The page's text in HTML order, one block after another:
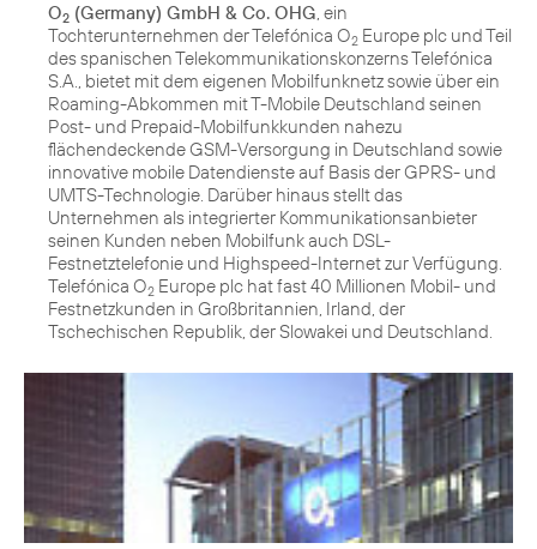
O2 (Germany) GmbH & Co. OHG, ein
Tochterunternehmen der Telefónica O2 Europe plc und Teil
des spanischen Telekommunikationskonzerns Telefónica
S.A., bietet mit dem eigenen Mobilfunknetz sowie über ein
Roaming-Abkommen mit T-Mobile Deutschland seinen
Post- und Prepaid-Mobilfunkkunden nahezu
flächendeckende GSM-Versorgung in Deutschland sowie
innovative mobile Datendienste auf Basis der GPRS- und
UMTS-Technologie. Darüber hinaus stellt das
Unternehmen als integrierter Kommunikationsanbieter
seinen Kunden neben Mobilfunk auch DSL-
Festnetztelefonie und Highspeed-Internet zur Verfügung.
Telefónica O2 Europe plc hat fast 40 Millionen Mobil- und
Festnetzkunden in Großbritannien, Irland, der
Tschechischen Republik, der Slowakei und Deutschland.